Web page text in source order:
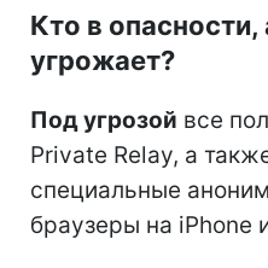
Кто в опасности,
угрожает?
Под угрозой все
Private Relay, а
специальные
браузеры на iPhone